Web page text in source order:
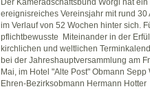
Der Kameradschaftsbund Wörgl hat ein
ereignisreiches Vereinsjahr mit rund 30
im Verlauf von 52 Wochen hinter sich.
pflichtbewusste Miteinander in der
kirchlichen und weltlichen
bei der Jahreshauptversammlung am
Mai, im Hotel "Alte Post" Obmann Sepp
Ehren-Bezirksobmann Hermann Hotter